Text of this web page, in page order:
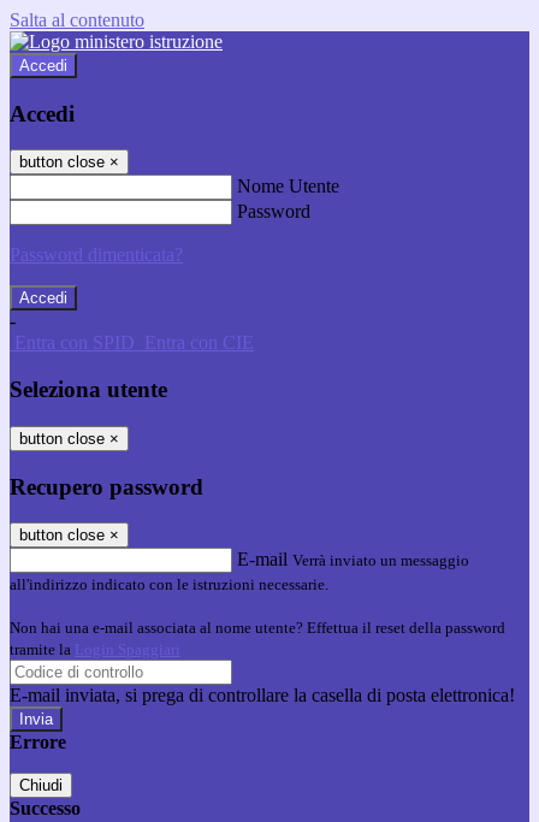
Salta al contenuto
Accedi
Accedi
button close ×
Nome Utente
Password
Password dimenticata?
-
Entra con SPID Entra con CIE
Seleziona utente
button close ×
Recupero password
button close ×
E-mail Verrà inviato un messaggio
all'indirizzo indicato con le istruzioni necessarie.
Non hai una e-mail associata al nome utente? Effettua il reset della password
tramite la Login Spaggiari
E-mail inviata, si prega di controllare la casella di posta elettronica!
Errore
Chiudi
Successo